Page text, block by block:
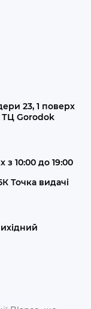
23, 1 поверх
Gorodok
з 10:00 до 19:00
Точка видачі